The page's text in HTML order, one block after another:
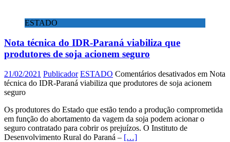
ESTADO
Nota técnica do IDR-Paraná viabiliza que
produtores de soja acionem seguro
21/02/2021 Publicador ESTADO Comentários desativados em Nota
técnica do IDR-Paraná viabiliza que produtores de soja acionem
seguro
Os produtores do Estado que estão tendo a produção comprometida
em função do abortamento da vagem da soja podem acionar o
seguro contratado para cobrir os prejuízos. O Instituto de
Desenvolvimento Rural do Paraná – […]